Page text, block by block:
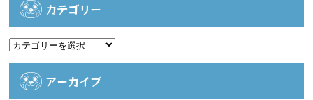
カテゴリー
カ
アーカイブ